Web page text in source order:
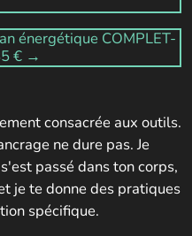
énergétique COMPLET-
€ →
consacrée aux outils.
ne dure pas. Je
passé dans ton corps,
je te donne des pratiques
spécifique.